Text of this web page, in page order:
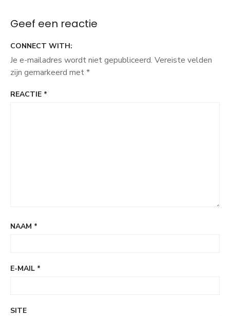
Geef een reactie
CONNECT WITH:
Je e-mailadres wordt niet gepubliceerd. Vereiste velden
zijn gemarkeerd met*
REACTIE *
NAAM *
E-MAIL *
SITE